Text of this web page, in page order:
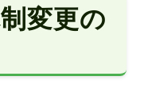
変更の